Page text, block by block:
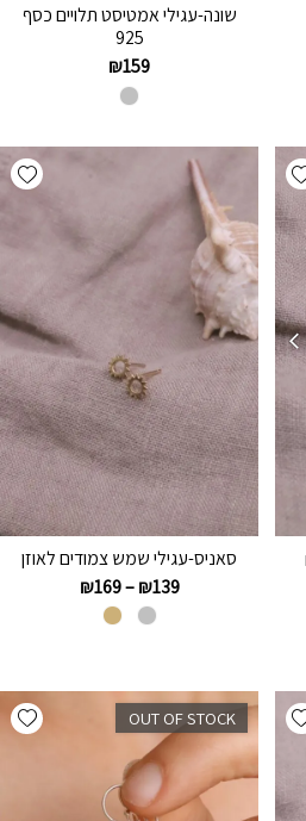
שונה-עגילי אמטיסט תלויים כסף
925
₪159
Add wishlist
סאניס-עגילי שמש צמודים לאוזן
₪139
–
₪169
Add wishlist
OUT OF STOCK